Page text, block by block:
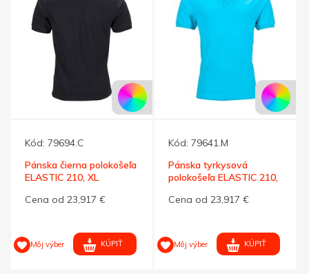
Kód: 79694.C
Pánska čierna polokošeľa
ELASTIC 210, XL
Cena od 23,917 €
Môj výber KÚPIŤ
Kód: 79641.M
Pánska tyrkysová
polokošeľa ELASTIC 210,
Cena od 23,917 €
Môj výber KÚPIŤ